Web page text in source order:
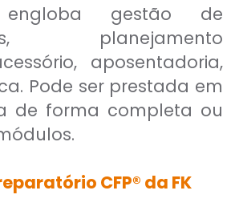
gestão de
planejamento
aposentadoria,
Pode ser prestada em
de forma completa ou
CFP® da FK